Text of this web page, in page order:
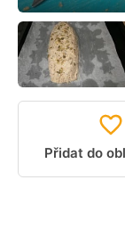
Přidat do